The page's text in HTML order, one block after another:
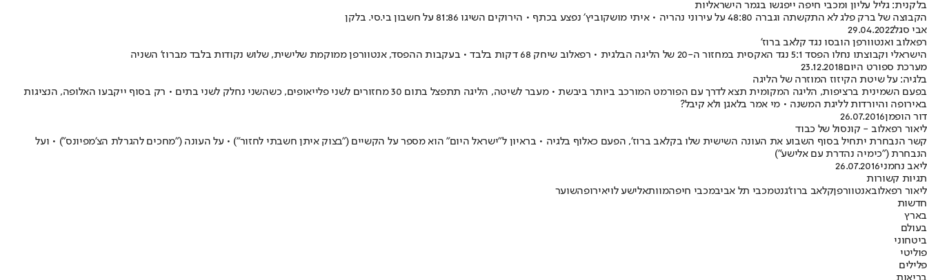
בלקנית: גליל עליון ומכבי חיפה ייפגשו בגמר הישראליות
הקבוצה של ברק פלג לא התקשתה וגברה 48:80 על עירוני נהריה • איתי מושקוביץ׳ נפצע בכתף • הירוקים השיגו 81:86 על חשבון בי.סי. בלקן
אבי סגל29.04.2022
רפאלוב ואנטוורפן הובסו נגד קלאב ברוז'
הישראלי וקבוצתו נחלו הפסד 5:1 נגד האקסית במחזור ה-20 של הליגה הבלגית • רפאלוב שיחק 68 דקות בלבד • בעקבות ההפסד, אנטוורפן ממוקמת שלישית, שלוש נקודות בלבד מברוז' השניה
מערכת ספורט היום23.12.2018
בלגיה: על שיטת הקיזוז המוזרה של הליגה
בפעם השמינית ברציפות, הליגה המקומית תצא לדרך עם הפורמט המורכב ביותר ביבשת • מעבר לשיטה, הליגה תתפצל בתום 30 מחזורים לשני פלייאופים, כשהשני נחלק לשני בתים • רק בסוף ייקבעו האלופה, הנציגות
באירופה והיורדות לליגת המשנה • מי אמר בלאגן ולא קיבל?
דור הופמן26.07.2016
ליאור רפאלוב - קונסול של כבוד
קשר הנבחרת יתחיל בסוף השבוע את העונה השישית שלו בקלאב ברוז', הפעם כאלוף בלגיה • בראיון ל"ישראל היום" הוא מספר על הקשיים ("בצוק איתן חשבתי לחזור") • על העונה ("מחכים להגרלת הצ'מפיונס") • ועל
הנבחרת ("כימיה נהדרת עם אלישע")
ליאב נחמני26.07.2016
תגיות קשורות
ליאור רפאלובאנטוורפןקלאב ברוז'גנטמכבי תל אביבמכבי חיפהמוותאלישע לויאירופהשוער
חדשות
בארץ
בעולם
ביטחוני
פוליטי
פלילים